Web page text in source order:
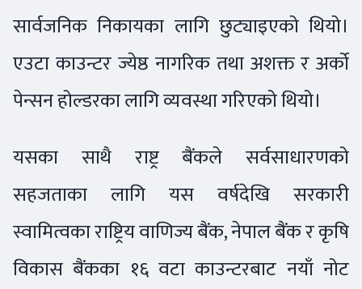
सार्वजनिक निकायका लागि छुट्याइएको थियो।
एउटा काउन्टर ज्येष्ठ नागरिक तथा अशक्त र अर्को
पेन्सन होल्डरका लागि व्यवस्था गरिएको थियो।
यसका साथै राष्ट्र बैंकले सर्वसाधारणको
सहजताका लागि यस वर्षदेखि सरकारी
स्वामित्वका राष्ट्रिय वाणिज्य बैंक, नेपाल बैंक र कृषि
विकास बैंकका १६ वटा काउन्टरबाट नयाँ नोट